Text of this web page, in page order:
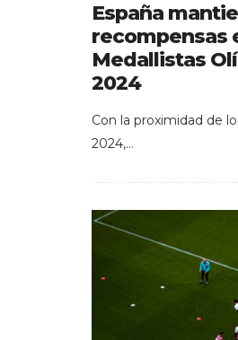
España
recompensas
Medallistas
2024
Con la proximidad de
2024,…